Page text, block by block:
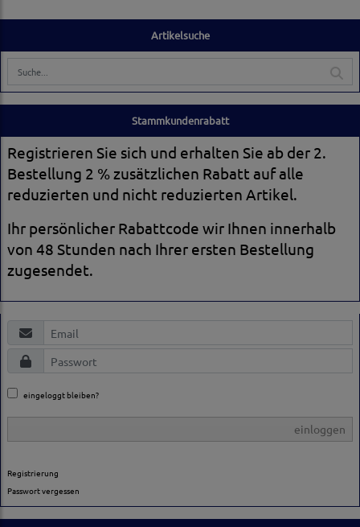
Artikelsuche
Stammkundenrabatt
Registrieren Sie sich und erhalten Sie ab der 2.
Bestellung 2 % zusätzlichen Rabatt auf alle
reduzierten und nicht reduzierten Artikel.
Ihr persönlicher Rabattcode wir Ihnen innerhalb
von 48 Stunden nach Ihrer ersten Bestellung
zugesendet.
eingeloggt bleiben?
einloggen
Registrierung
Passwort vergessen